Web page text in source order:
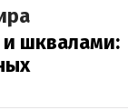
и шквалами: